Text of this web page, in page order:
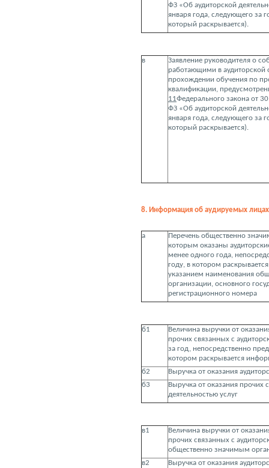
ФЗ «Об аудиторской
января года, следующего за
который раскрывается).
в
Заявление руководителя о
работающими в аудиторской
прохождении обучения по
квалификации,
11Федерального закона от
ФЗ «Об аудиторской
января года, следующего за
который раскрывается).
8. Информация об аудируемых лицах
а
Перечень общественно
которым оказаны
менее одного года,
году, в котором
указанием наименования
организации, основного
регистрационного номера
б1
Величина выручки от
прочих связанных с
за год, непосредственно
котором раскрывается
б2
Выручка от оказания
б3
Выручка от оказания прочих
деятельностью услуг
в1
Величина выручки от
прочих связанных с
общественно значимым
в2
Выручка от оказания